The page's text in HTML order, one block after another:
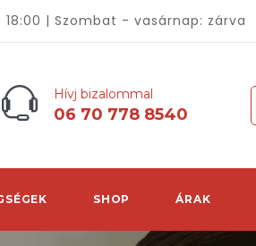
| Szombat - vasárnap: zárva
Hívj bizalommal
06 70 778 8540
SHOP ÁRAK